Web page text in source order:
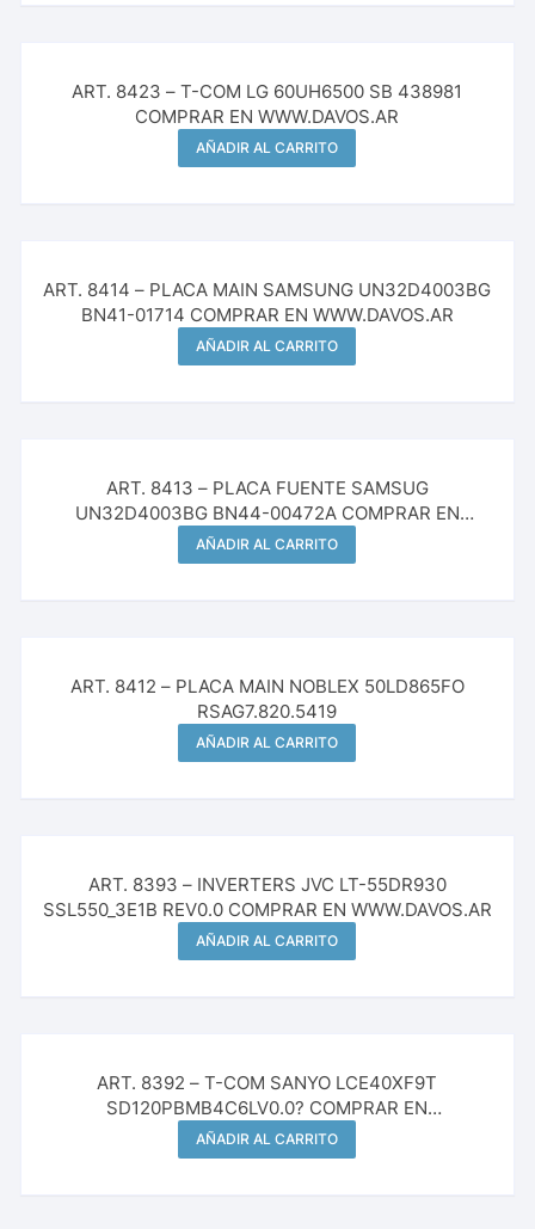
ART. 8423 – T-COM LG 60UH6500 SB 438981
COMPRAR EN WWW.DAVOS.AR
AÑADIR AL CARRITO
ART. 8414 – PLACA MAIN SAMSUNG UN32D4003BG
BN41-01714 COMPRAR EN WWW.DAVOS.AR
AÑADIR AL CARRITO
ART. 8413 – PLACA FUENTE SAMSUG
UN32D4003BG BN44-00472A COMPRAR EN
WWW.DAVOS.AR
AÑADIR AL CARRITO
ART. 8412 – PLACA MAIN NOBLEX 50LD865FO
RSAG7.820.5419
AÑADIR AL CARRITO
ART. 8393 – INVERTERS JVC LT-55DR930
SSL550_3E1B REV0.0 COMPRAR EN WWW.DAVOS.AR
AÑADIR AL CARRITO
ART. 8392 – T-COM SANYO LCE40XF9T
SD120PBMB4C6LV0.0? COMPRAR EN
WWW.DAVOS.AR
AÑADIR AL CARRITO